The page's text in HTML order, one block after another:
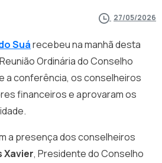
27/05/2026
Suárecebeu na manhã desta
Ordinária do Conselho
a conferência, os conselheiros
financeiros e aprovaram os
a presença dos conselheiros
Xavier, Presidente do Conselho